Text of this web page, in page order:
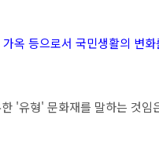
옥 등으로서 국민생활의 변
'유형' 문화재를 말하는 것임